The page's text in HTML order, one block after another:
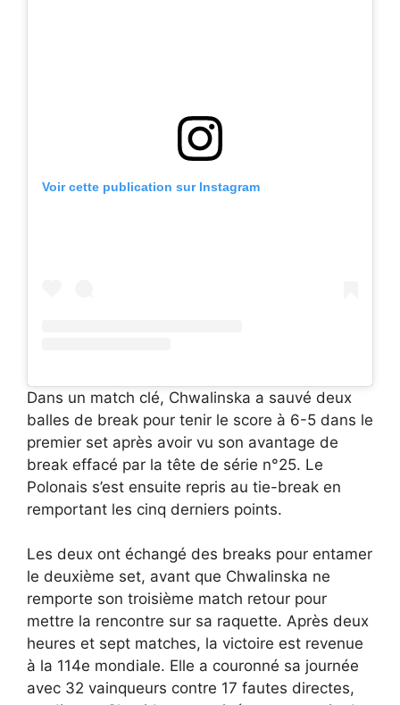
Voir cette publication sur Instagram
Dans un match clé, Chwalinska a sauvé deux
balles de break pour tenir le score à 6-5 dans le
premier set après avoir vu son avantage de
break effacé par la tête de série n°25. Le
Polonais s’est ensuite repris au tie-break en
remportant les cinq derniers points.
Les deux ont échangé des breaks pour entamer
le deuxième set, avant que Chwalinska ne
remporte son troisième match retour pour
mettre la rencontre sur sa raquette. Après deux
heures et sept matches, la victoire est revenue
à la 114e mondiale. Elle a couronné sa journée
avec 32 vainqueurs contre 17 fautes directes,